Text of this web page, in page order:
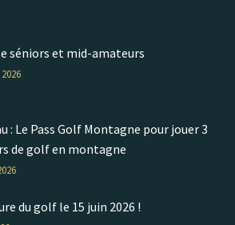
séniors et mid-amateurs
: Le Pass Golf Montagne pour jouer 3
de golf en montagne
du golf le 15 juin 2026 !